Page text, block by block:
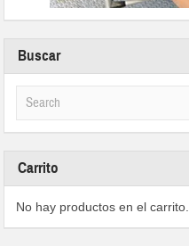
Buscar
Carrito
No hay productos en el carrito.